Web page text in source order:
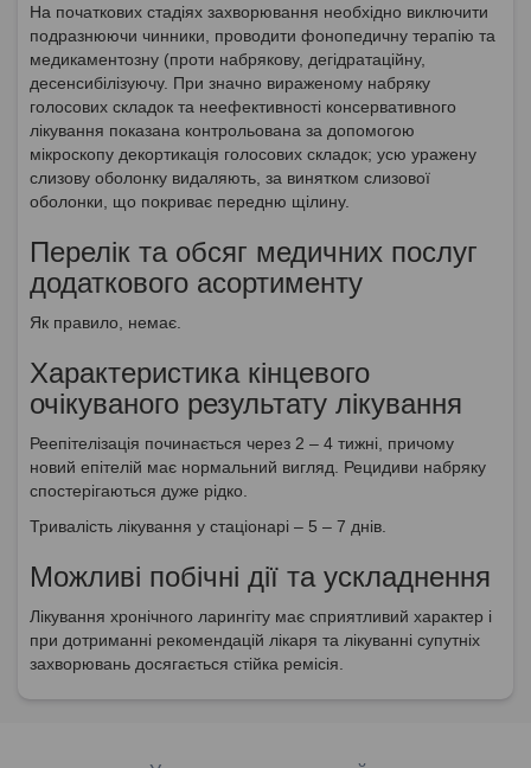
На початкових стадіях захворювання необхідно виключити
подразнюючи чинники, проводити фонопедичну терапію та
медикаментозну (проти набрякову, дегідратаційну,
десенсибілізуючу. При значно вираженому набряку
голосових складок та неефективності консервативного
лікування показана контрольована за допомогою
мікроскопу декортикація голосових складок; усю уражену
слизову оболонку видаляють, за винятком слизової
оболонки, що покриває передню щілину.
Перелік та обсяг медичних послуг
додаткового асортименту
Як правило, немає.
Характеристика кінцевого
очікуваного результату лікування
Реепітелізація починається через 2 – 4 тижні, причому
новий епітелій має нормальний вигляд. Рецидиви набряку
спостерігаються дуже рідко.
Тривалість лікування у стаціонарі – 5 – 7 днів.
Можливі побічні дії та ускладнення
Лікування хронічного ларингіту має сприятливий характер і
при дотриманні рекомендацій лікаря та лікуванні супутніх
захворювань досягається стійка ремісія.